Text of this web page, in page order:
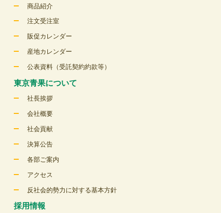
商品紹介
注文受注室
販促カレンダー
産地カレンダー
公表資料（受託契約約款等）
東京青果について
社長挨拶
会社概要
社会貢献
決算公告
各部ご案内
アクセス
反社会的勢力に対する基本方針
採用情報